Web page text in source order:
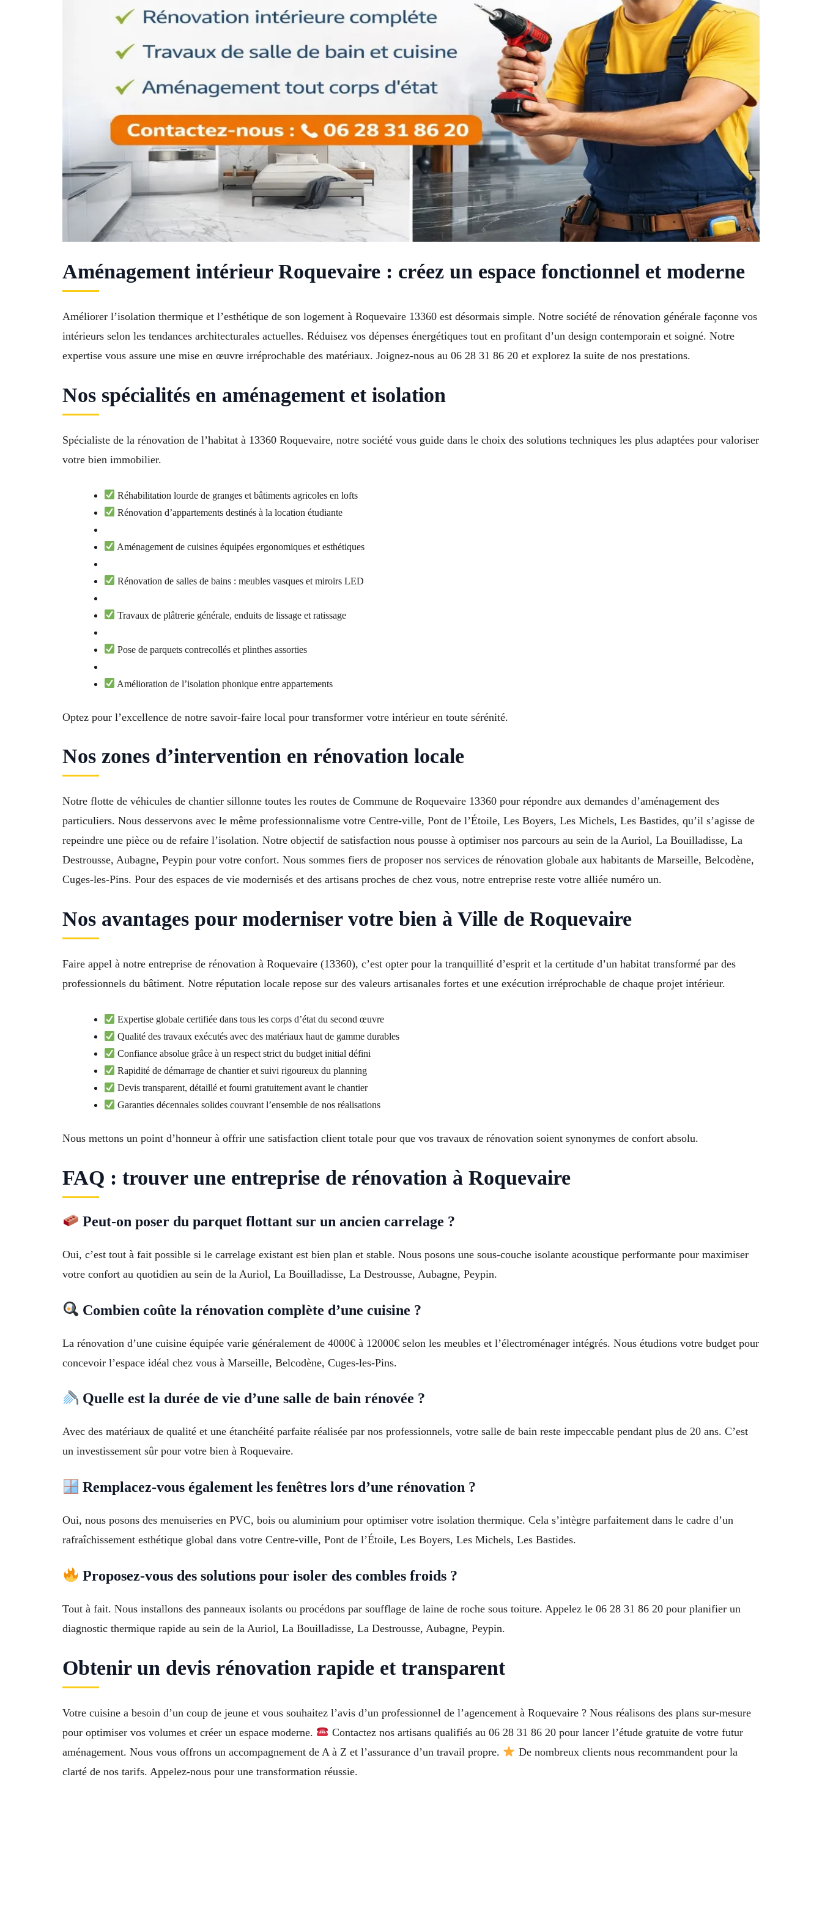
Aménagement intérieur Roquevaire : créez un espace fonctionnel et moderne
Améliorer l’isolation thermique et l’esthétique de son logement à Roquevaire 13360 est désormais simple. Notre société de rénovation générale façonne vos
intérieurs selon les tendances architecturales actuelles. Réduisez vos dépenses énergétiques tout en profitant d’un design contemporain et soigné. Notre
expertise vous assure une mise en œuvre irréprochable des matériaux. Joignez-nous au 06 28 31 86 20 et explorez la suite de nos prestations.
Nos spécialités en aménagement et isolation
Spécialiste de la rénovation de l’habitat à 13360 Roquevaire, notre société vous guide dans le choix des solutions techniques les plus adaptées pour valoriser
votre bien immobilier.
Réhabilitation lourde de granges et bâtiments agricoles en lofts
Rénovation d’appartements destinés à la location étudiante
Aménagement de cuisines équipées ergonomiques et esthétiques
Rénovation de salles de bains : meubles vasques et miroirs LED
Travaux de plâtrerie générale, enduits de lissage et ratissage
Pose de parquets contrecollés et plinthes assorties
Amélioration de l’isolation phonique entre appartements
Optez pour l’excellence de notre savoir-faire local pour transformer votre intérieur en toute sérénité.
Nos zones d’intervention en rénovation locale
Notre flotte de véhicules de chantier sillonne toutes les routes de Commune de Roquevaire 13360 pour répondre aux demandes d’aménagement des
particuliers. Nous desservons avec le même professionnalisme votre Centre-ville, Pont de l’Étoile, Les Boyers, Les Michels, Les Bastides, qu’il s’agisse de
repeindre une pièce ou de refaire l’isolation. Notre objectif de satisfaction nous pousse à optimiser nos parcours au sein de la Auriol, La Bouilladisse, La
Destrousse, Aubagne, Peypin pour votre confort. Nous sommes fiers de proposer nos services de rénovation globale aux habitants de Marseille, Belcodène,
Cuges-les-Pins. Pour des espaces de vie modernisés et des artisans proches de chez vous, notre entreprise reste votre alliée numéro un.
Nos avantages pour moderniser votre bien à Ville de Roquevaire
Faire appel à notre entreprise de rénovation à Roquevaire (13360), c’est opter pour la tranquillité d’esprit et la certitude d’un habitat transformé par des
professionnels du bâtiment. Notre réputation locale repose sur des valeurs artisanales fortes et une exécution irréprochable de chaque projet intérieur.
Expertise globale certifiée dans tous les corps d’état du second œuvre
Qualité des travaux exécutés avec des matériaux haut de gamme durables
Confiance absolue grâce à un respect strict du budget initial défini
Rapidité de démarrage de chantier et suivi rigoureux du planning
Devis transparent, détaillé et fourni gratuitement avant le chantier
Garanties décennales solides couvrant l’ensemble de nos réalisations
Nous mettons un point d’honneur à offrir une satisfaction client totale pour que vos travaux de rénovation soient synonymes de confort absolu.
FAQ : trouver une entreprise de rénovation à Roquevaire
Peut-on poser du parquet flottant sur un ancien carrelage ?
Oui, c’est tout à fait possible si le carrelage existant est bien plan et stable. Nous posons une sous-couche isolante acoustique performante pour maximiser
votre confort au quotidien au sein de la Auriol, La Bouilladisse, La Destrousse, Aubagne, Peypin.
Combien coûte la rénovation complète d’une cuisine ?
La rénovation d’une cuisine équipée varie généralement de 4000€ à 12000€ selon les meubles et l’électroménager intégrés. Nous étudions votre budget pour
concevoir l’espace idéal chez vous à Marseille, Belcodène, Cuges-les-Pins.
Quelle est la durée de vie d’une salle de bain rénovée ?
Avec des matériaux de qualité et une étanchéité parfaite réalisée par nos professionnels, votre salle de bain reste impeccable pendant plus de 20 ans. C’est
un investissement sûr pour votre bien à Roquevaire.
Remplacez-vous également les fenêtres lors d’une rénovation ?
Oui, nous posons des menuiseries en PVC, bois ou aluminium pour optimiser votre isolation thermique. Cela s’intègre parfaitement dans le cadre d’un
rafraîchissement esthétique global dans votre Centre-ville, Pont de l’Étoile, Les Boyers, Les Michels, Les Bastides.
Proposez-vous des solutions pour isoler des combles froids ?
Tout à fait. Nous installons des panneaux isolants ou procédons par soufflage de laine de roche sous toiture. Appelez le 06 28 31 86 20 pour planifier un
diagnostic thermique rapide au sein de la Auriol, La Bouilladisse, La Destrousse, Aubagne, Peypin.
Obtenir un devis rénovation rapide et transparent
Votre cuisine a besoin d’un coup de jeune et vous souhaitez l’avis d’un professionnel de l’agencement à Roquevaire ? Nous réalisons des plans sur-mesure
pour optimiser vos volumes et créer un espace moderne.
Contactez nos artisans qualifiés au 06 28 31 86 20 pour lancer l’étude gratuite de votre futur
aménagement. Nous vous offrons un accompagnement de A à Z et l’assurance d’un travail propre.
De nombreux clients nous recommandent pour la
clarté de nos tarifs. Appelez-nous pour une transformation réussie.